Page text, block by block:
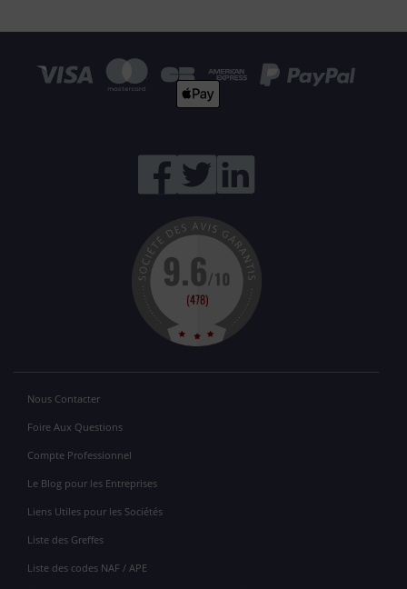
Nous Contacter
Foire Aux Questions
Compte Professionnel
Le Blog pour les Entreprises
Liens Utiles pour les Sociétés
Liste des Greffes
Liste des codes NAF / APE